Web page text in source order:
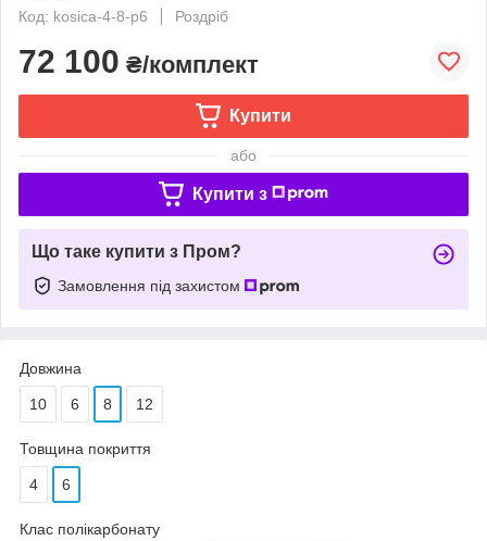
Код: kosica-4-8-p6
Роздріб
72 100 ₴/комплект
Купити
або
Купити з
Що таке купити з Пром?
Замовлення під захистом
Довжина
10 6 8 12
Товщина покриття
4 6
Клас полікарбонату